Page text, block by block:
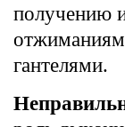
получению
гантелями.